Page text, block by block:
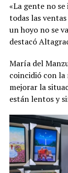
«La gente no
todas las
un hoyo no se
destacó
María del
coincidió con la
mejorar la
están lentos y